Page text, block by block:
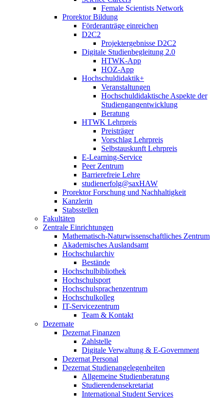
Female Scientists Network
Prorektor Bildung
Förderanträge einreichen
D2C2
Projektergebnisse D2C2
Digitale Studienbegleitung 2.0
HTWK-App
HOZ-App
Hochschuldidaktik+
Veranstaltungen
Hochschuldidaktische Aspekte der
Studiengangentwicklung
Beratung
HTWK Lehrpreis
Preisträger
Vorschlag Lehrpreis
Selbstauskunft Lehrpreis
E-Learning-Service
Peer Zentrum
Barrierefreie Lehre
studienerfolg@saxHAW
Prorektor Forschung und Nachhaltigkeit
Kanzlerin
Stabsstellen
Fakultäten
Zentrale Einrichtungen
Mathematisch-Naturwissenschaftliches Zentrum
Akademisches Auslandsamt
Hochschularchiv
Bestände
Hochschulbibliothek
Hochschulsport
Hochschulsprachenzentrum
Hochschulkolleg
IT-Servicezentrum
Team & Kontakt
Dezernate
Dezernat Finanzen
Zahlstelle
Digitale Verwaltung & E-Government
Dezernat Personal
Dezernat Studienangelegenheiten
Allgemeine Studienberatung
Studierendensekretariat
International Student Services